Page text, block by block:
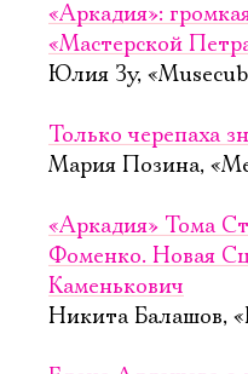
«Аркадия»:
«Мастерской
Юлия Зу,
Только черепаха
Мария Позина,
«Аркадия» Тома
Фоменко. Новая
Каменькович
Никита Балашов,